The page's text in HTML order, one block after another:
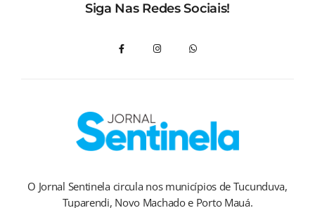
Siga Nas Redes Sociais!
O Jornal Sentinela circula nos municípios de Tucunduva,
Tuparendi, Novo Machado e Porto Mauá.